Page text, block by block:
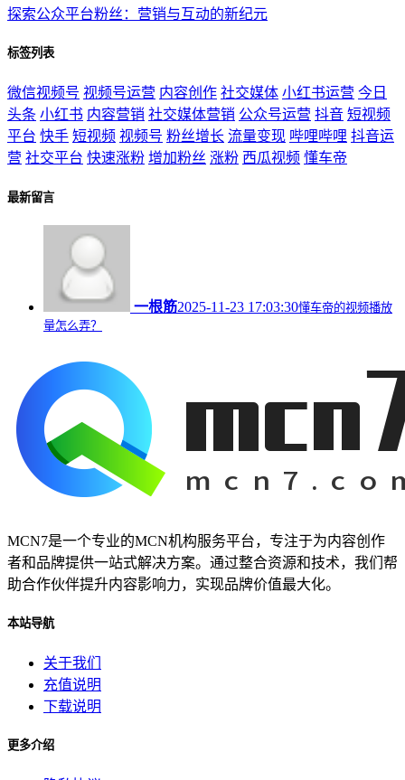
探索公众平台粉丝：营销与互动的新纪元
标签列表
微信视频号 视频号运营 内容创作 社交媒体 小红书运营 今日
头条 小红书 内容营销 社交媒体营销 公众号运营 抖音 短视频
平台 快手 短视频 视频号 粉丝增长 流量变现 哔哩哔哩 抖音运
营 社交平台 快速涨粉 增加粉丝 涨粉 西瓜视频 懂车帝
最新留言
一根筋2025-11-23 17:03:30懂车帝的视频播放
量怎么弄？
MCN7是一个专业的MCN机构服务平台，专注于为内容创作
者和品牌提供一站式解决方案。通过整合资源和技术，我们帮
助合作伙伴提升内容影响力，实现品牌价值最大化。
本站导航
关于我们
充值说明
下载说明
更多介绍